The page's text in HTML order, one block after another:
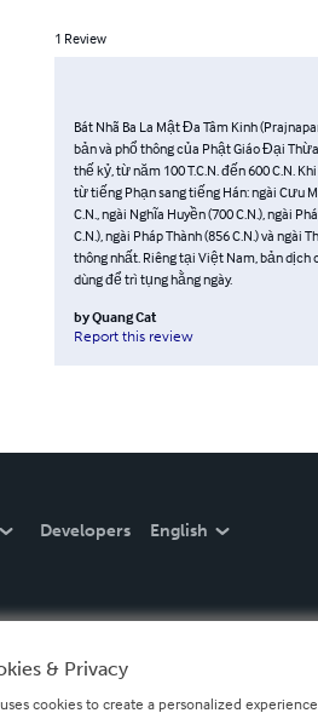
1 Review
Bát Nhã Ba La Mật Đa Tâm Kinh
bản và phổ thông của Phật Giáo Đại
thế kỷ, từ năm 100 T.C.N. đến 600 C.N.
từ tiếng Phạn sang tiếng Hán: ngài Cưu
C.N., ngài Nghĩa Huyền (700 C.N.), ngài
C.N.), ngài Pháp Thành (856 C.N.) và ngài
thông nhất. Riêng tại Việt Nam, bản
dùng để trì tụng hằng ngày.
byQuang Cat
Report this review
Developers English
& Privacy
cookies to create a personalized